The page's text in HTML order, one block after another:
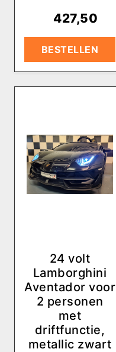
427,50
BESTELLEN
24 volt
Lamborghini
Aventador voor
2 personen
met
driftfunctie,
metallic zwart